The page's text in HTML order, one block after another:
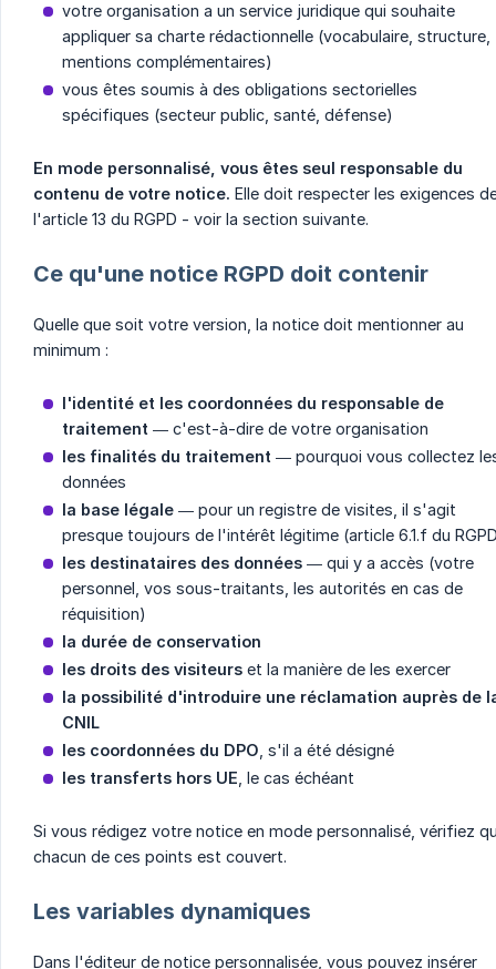
votre organisation a un service juridique qui souhaite
appliquer sa charte rédactionnelle (vocabulaire, structure,
mentions complémentaires)
vous êtes soumis à des obligations sectorielles
spécifiques (secteur public, santé, défense)
En mode personnalisé, vous êtes seul responsable du
contenu de votre notice. Elle doit respecter les exigences
l'article 13 du RGPD - voir la section suivante.
Ce qu'une notice RGPD doit contenir
Quelle que soit votre version, la notice doit mentionner au
minimum :
l'identité et les coordonnées du responsable de
traitement — c'est-à-dire de votre organisation
les finalités du traitement — pourquoi vous collectez
données
la base légale — pour un registre de visites, il s'agit
presque toujours de l'intérêt légitime (article 6.1.f du
les destinataires des données — qui y a accès (votre
personnel, vos sous-traitants, les autorités en cas de
réquisition)
la durée de conservation
les droits des visiteurs et la manière de les exercer
la possibilité d'introduire une réclamation auprès de
CNIL
les coordonnées du DPO , s'il a été désigné
les transferts hors UE , le cas échéant
Si vous rédigez votre notice en mode personnalisé, vérifiez
chacun de ces points est couvert.
Les variables dynamiques
Dans l'éditeur de notice personnalisée, vous pouvez insérer